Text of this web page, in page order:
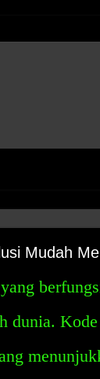
Mudah
dunia.